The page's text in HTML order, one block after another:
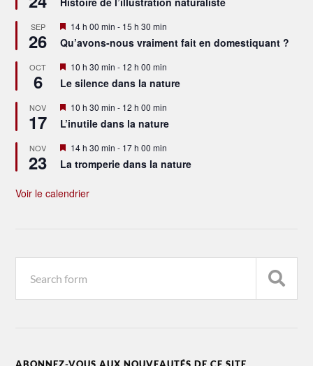
avant
SEP
26
Mis
en
avant
14 h 00 min - 15 h 30 min
Qu’avons-nous vraiment fait en domestiquant ?
OCT
6
Mis
avant
10 h 30 min - 12 h 00 min
Le silence dans la nature
NOV
17
Mis
avant
10 h 30 min - 12 h 00 min
L’inutile dans la nature
NOV
23
Mis
avant
14 h 30 min - 17 h 00 min
La tromperie dans la nature
Voir le calendrier